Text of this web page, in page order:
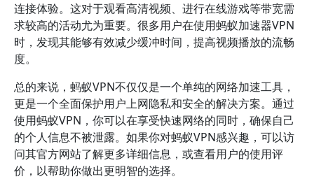
连接体验。这对于观看高清视频、进行在线游戏等带宽需
求较高的活动尤为重要。很多用户在使用蚂蚁加速器VPN
时，发现其能够有效减少缓冲时间，提高视频播放的流畅
度。
总的来说，蚂蚁VPN不仅仅是一个单纯的网络加速工具，
更是一个全面保护用户上网隐私和安全的解决方案。通过
使用蚂蚁VPN，你可以在享受快速网络的同时，确保自己
的个人信息不被泄露。如果你对蚂蚁VPN感兴趣，可以访
问其官方网站了解更多详细信息，或查看用户的使用评
价，以帮助你做出更明智的选择。